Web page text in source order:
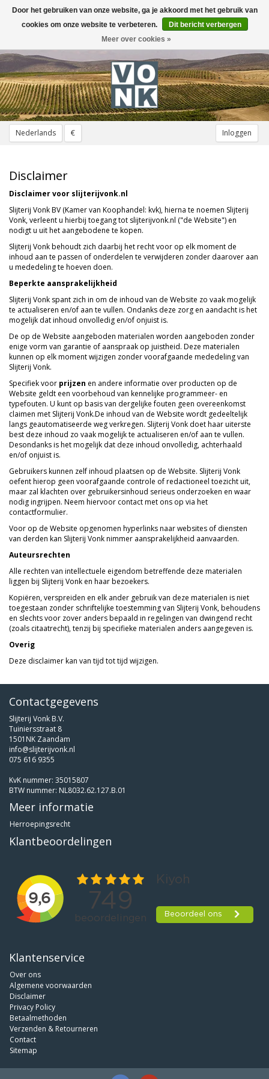
Nederlands € Inloggen
Toggle
navigation
Disclaimer
Disclaimer voor slijterijvonk.nl
Slijterij Vonk BV (Kamer van Koophandel: kvk), hierna te noemen Slijterij
Vonk, verleent u hierbij toegang tot slijterijvonk.nl ("de Website") en
nodigt u uit het aangebodene te kopen.
Slijterij Vonk behoudt zich daarbij het recht voor op elk moment de
inhoud aan te passen of onderdelen te verwijderen zonder daarover aan
u mededeling te hoeven doen.
Beperkte aansprakelijkheid
Slijterij Vonk spant zich in om de inhoud van de Website zo vaak mogelijk
te actualiseren en/of aan te vullen. Ondanks deze zorg en aandacht is het
mogelijk dat inhoud onvolledig en/of onjuist is.
De op de Website aangeboden materialen worden aangeboden zonder
enige vorm van garantie of aanspraak op juistheid. Deze materialen
kunnen op elk moment wijzigen zonder voorafgaande mededeling van
Slijterij Vonk.
Specifiek voor prijzen en andere informatie over producten op de
Website geldt een voorbehoud van kennelijke programmeer- en
typefouten. U kunt op basis van dergelijke fouten geen overeenkomst
claimen met Slijterij Vonk.De inhoud van de Website wordt gedeeltelijk
langs geautomatiseerde weg verkregen. Slijterij Vonk doet haar uiterste
best deze inhoud zo vaak mogelijk te actualiseren en/of aan te vullen.
Desondanks is het mogelijk dat deze inhoud onvolledig, achterhaald
en/of onjuist is.
Gebruikers kunnen zelf inhoud plaatsen op de Website. Slijterij Vonk
oefent hierop geen voorafgaande controle of redactioneel toezicht uit,
maar zal klachten over gebruikersinhoud serieus onderzoeken en waar
nodig ingrijpen. Neem hiervoor contact met ons op via het
contactformulier.
Voor op de Website opgenomen hyperlinks naar websites of diensten
van derden kan Slijterij Vonk nimmer aansprakelijkheid aanvaarden.
Auteursrechten
Alle rechten van intellectuele eigendom betreffende deze materialen
liggen bij Slijterij Vonk en haar bezoekers.
Kopiëren, verspreiden en elk ander gebruik van deze materialen is niet
toegestaan zonder schriftelijke toestemming van Slijterij Vonk, behoudens
en slechts voor zover anders bepaald in regelingen van dwingend recht
(zoals citaatrecht), tenzij bij specifieke materialen anders aangegeven is.
Overig
Deze disclaimer kan van tijd tot tijd wijzigen.
Contactgegevens
Slijterij Vonk B.V.
Tuiniersstraat 8
1501NK Zaandam
info@slijterijvonk.nl
075 616 9355
KvK nummer: 35015807
BTW nummer: NL8032.62.127.B.01
Meer informatie
Herroepingsrecht
Klantbeoordelingen
Klantenservice
Over ons
Algemene voorwaarden
Disclaimer
Privacy Policy
Betaalmethoden
Verzenden & Retourneren
Contact
Sitemap
Door het gebruiken van onze website, ga je akkoord met het gebruik van
cookies om onze website te verbeteren.
Dit bericht verbergen
Meer over cookies »